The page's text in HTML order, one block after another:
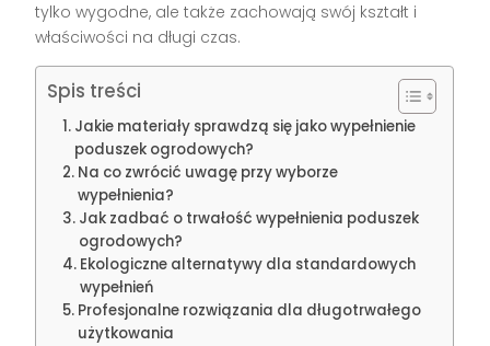
tylko wygodne, ale także zachowają swój kształt i
właściwości na długi czas.
Spis treści
Jakie materiały sprawdzą się jako wypełnienie
poduszek ogrodowych?
Na co zwrócić uwagę przy wyborze
wypełnienia?
Jak zadbać o trwałość wypełnienia poduszek
ogrodowych?
Ekologiczne alternatywy dla standardowych
wypełnień
Profesjonalne rozwiązania dla długotrwałego
użytkowania